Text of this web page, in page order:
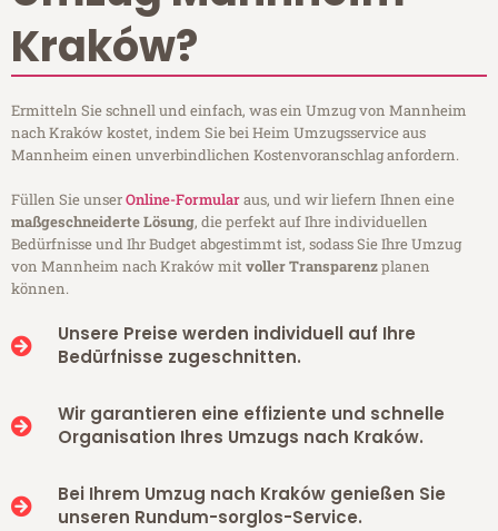
Kraków?
Ermitteln Sie schnell und einfach, was ein Umzug von Mannheim
nach Kraków kostet, indem Sie bei Heim Umzugsservice aus
Mannheim einen unverbindlichen Kostenvoranschlag anfordern.
Füllen Sie unserOnline-Formularaus, und wir liefern Ihnen eine
maßgeschneiderte Lösung, die perfekt auf Ihre individuellen
Bedürfnisse und Ihr Budget abgestimmt ist, sodass Sie Ihre Umzug
von Mannheim nach Kraków mitvoller Transparenzplanen
können.
Unsere Preise werden individuell auf Ihre
Bedürfnisse zugeschnitten.
Wir garantieren eine effiziente und schnelle
Organisation Ihres Umzugs nach Kraków.
Bei Ihrem Umzug nach Kraków genießen Sie
unseren Rundum-sorglos-Service.